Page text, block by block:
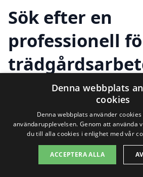
Sök efter en
professionell
städer nära
Att hålla en trädgård i
en utmaning, och ibland
att söka hjälp utanför
Denna webbplats
cookies
Denna webbplats använder
användarupplevelsen. Genom att använda
du till alla cookies i enlighet med vår
ACCEPTERA ALLA